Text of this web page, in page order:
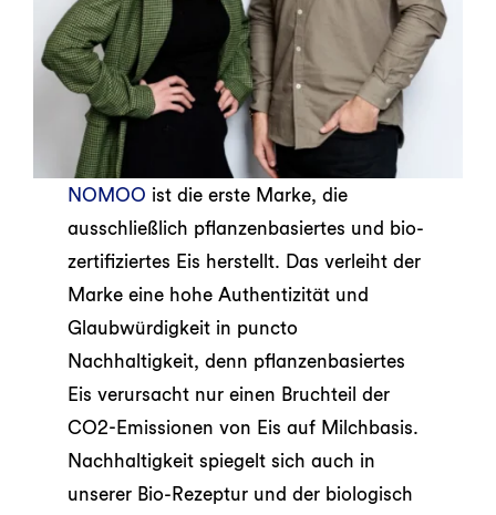
NOMOO ist die erste Marke, die
ausschließlich pflanzenbasiertes und bio-
zertifiziertes Eis herstellt. Das verleiht der
Marke eine hohe Authentizität und
Glaubwürdigkeit in puncto
Nachhaltigkeit, denn pflanzenbasiertes
Eis verursacht nur einen Bruchteil der
CO2-Emissionen von Eis auf Milchbasis.
Nachhaltigkeit spiegelt sich auch in
unserer Bio-Rezeptur und der biologisch